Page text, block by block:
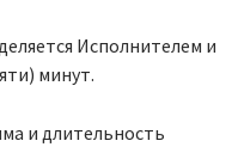
Исполнителем и
минут.
и длительность